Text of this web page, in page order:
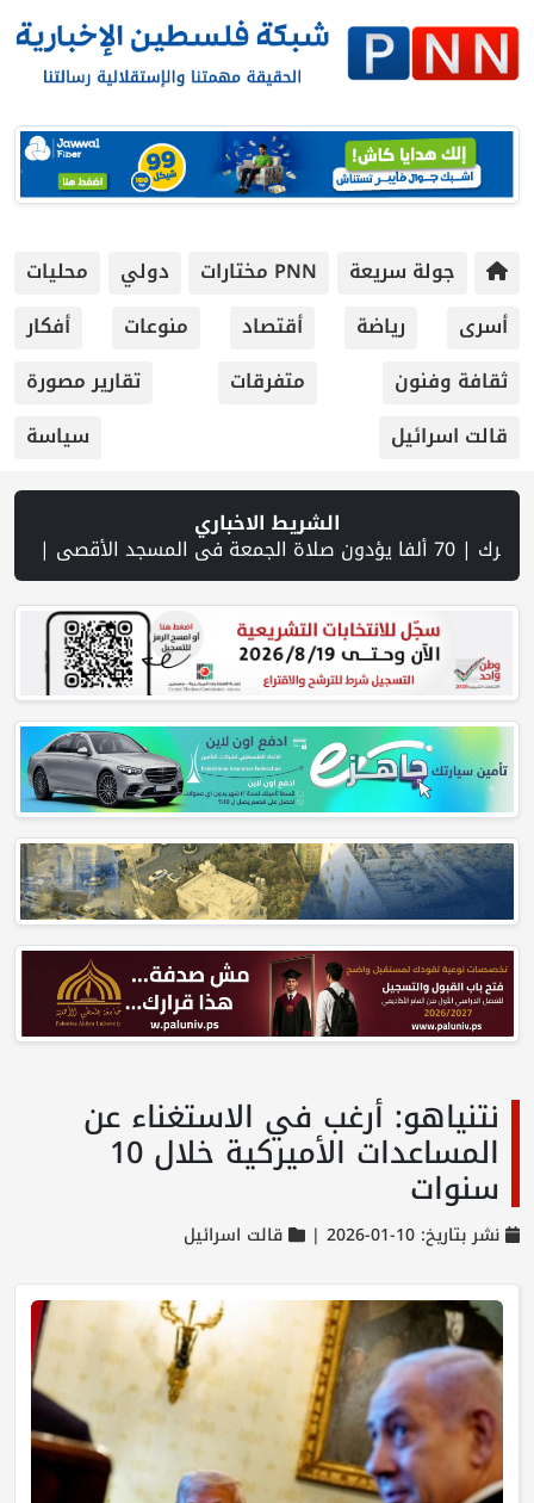
جولة سريعة PNN مختارات دولي
محليات
أسرى
رياضة أقتصاد منوعات
أفكار
ثقافة وفنون
متفرقات
تقارير مصورة
قالت اسرائيل
سياسة
الشريط الاخباري
نتنياهو: أرغب في الاستغناء عن
المساعدات الأميركية خلال 10
سنوات
نشر بتاريخ: 10-01-2026 | قالت اسرائيل